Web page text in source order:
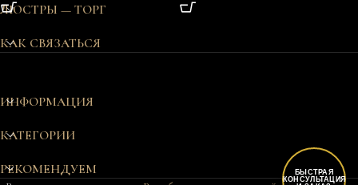
ЛЮСТРЫ — ТОРГ
КАК СВЯЗАТЬСЯ
ИНФОРМАЦИЯ
КАТЕГОРИИ
РЕКОМЕНДУЕМ
БЫСТРАЯ
КОНСУЛЬТАЦИЯ